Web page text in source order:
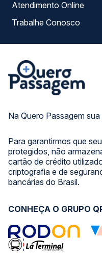
Na Quero Passagem
Para garantirmos que
protegidos, não
cartão de crédito
criptografia e de
bancárias do Brasil.
Atendimento Online
Trabalhe Conosco
CONHEÇA O GRUPO